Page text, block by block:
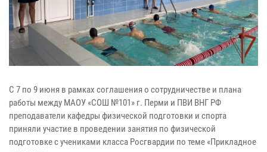
С 7 по 9 июня в рамках соглашения о сотрудничестве и плана
работы между МАОУ «СОШ №101» г. Перми и ПВИ ВНГ РФ
преподаватели кафедры физической подготовки и спорта
приняли участие в проведении занятия по физической
подготовке с учениками класса Росгвардии по теме «Прикладное